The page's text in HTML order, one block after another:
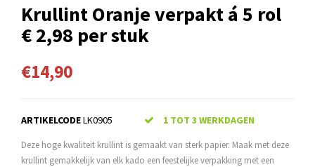
Krullint Oranje verpakt á 5 rol
€ 2,98 per stuk
€14,90
ARTIKELCODELK0905 1 TOT 3 WERKDAGEN
Deze hoge kwaliteit krullint is gemaakt van sterk papier. Maak met deze
krullint gemakkelijk van elk kado een feestelijke verpakking met een